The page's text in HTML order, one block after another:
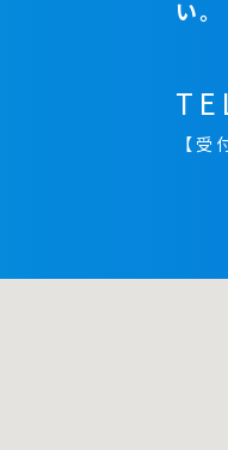
い。
【